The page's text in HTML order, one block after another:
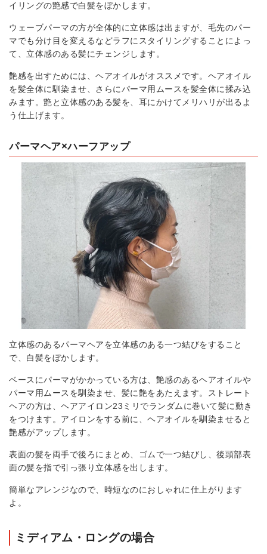
イリングの艶感で白髪をぼかします。
ウェーブパーマの方が全体的に立体感は出ますが、毛先のパー
マでも分け目を変えるなどラフにスタイリングすることによっ
て、立体感のある髪にチェンジします。
艶感を出すためには、ヘアオイルがオススメです。ヘアオイル
を髪全体に馴染ませ、さらにパーマ用ムースを髪全体に揉み込
みます。艶と立体感のある髪を、耳にかけてメリハリが出るよ
う仕上げます。
パーマヘア×ハーフアップ
立体感のあるパーマヘアを立体感のある一つ結びをすること
で、白髪をぼかします。
ベースにパーマがかかっている方は、艶感のあるヘアオイルや
パーマ用ムースを馴染ませ、髪に艶をあたえます。ストレート
ヘアの方は、ヘアアイロン23ミリでランダムに巻いて髪に動き
をつけます。アイロンをする前に、ヘアオイルを馴染ませると
艶感がアップします。
表面の髪を両手で後ろにまとめ、ゴムで一つ結びし、後頭部表
面の髪を指で引っ張り立体感を出します。
簡単なアレンジなので、時短なのにおしゃれに仕上がります
よ。
ミディアム・ロングの場合